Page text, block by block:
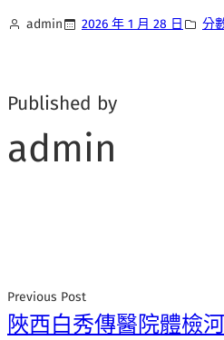
admin 2026 年 1 月 28 日 分
Published by
admin
Previous Post
陜西白秀傳醫院體檢